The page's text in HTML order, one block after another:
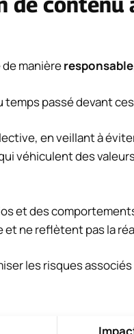
manièreresponsable
temps passé devant
en veillant à
véhiculent des
et des
et ne reflètent pas la
les risques associés